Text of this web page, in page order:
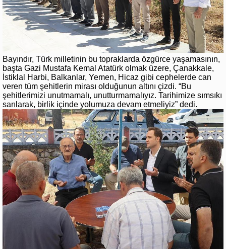
Bayındır, Türk milletinin bu topraklarda özgürce yaşamasının,
başta Gazi Mustafa Kemal Atatürk olmak üzere, Çanakkale,
İstiklal Harbi, Balkanlar, Yemen, Hicaz gibi cephelerde can
veren tüm şehitlerin mirası olduğunun altını çizdi. “Bu
şehitlerimizi unutmamalı, unutturmamalıyız. Tarihimize sımsıkı
sarılarak, birlik içinde yolumuza devam etmeliyiz” dedi.